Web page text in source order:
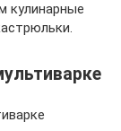
кулинарные